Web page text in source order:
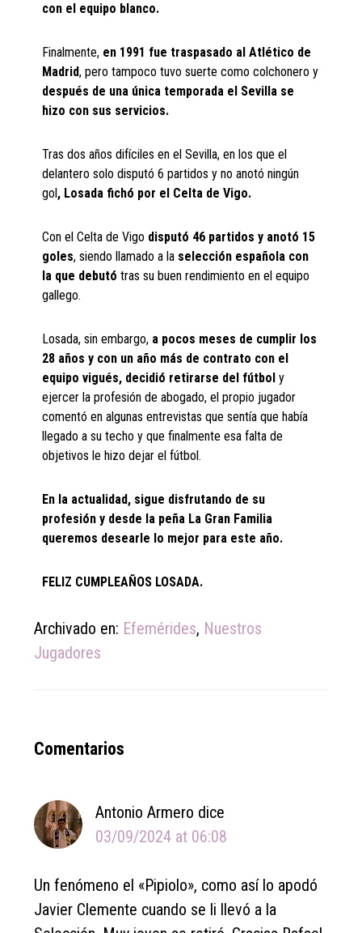
con el equipo blanco.
Finalmente, en 1991 fue traspasado al Atlético de
Madrid, pero tampoco tuvo suerte como colchonero y
después de una única temporada el Sevilla se
hizo con sus servicios.
Tras dos años difíciles en el Sevilla, en los que el
delantero solo disputó 6 partidos y no anotó ningún
gol , Losada fichó por el Celta de Vigo.
Con el Celta de Vigo disputó 46 partidos y anotó 15
goles, siendo llamado a la selección española con
la que debutó tras su buen rendimiento en el equipo
gallego.
Losada, sin embargo, a pocos meses de cumplir los
28 años y con un año más de contrato con el
equipo vigués, decidió retirarse del fútbol y
ejercer la profesión de abogado, el propio jugador
comentó en algunas entrevistas que sentía que había
llegado a su techo y que finalmente esa falta de
objetivos le hizo dejar el fútbol.
En la actualidad, sigue disfrutando de su
profesión y desde la peña La Gran Familia
queremos desearle lo mejor para este año.
FELIZ CUMPLEAÑOS LOSADA.
Archivado en: Efemérides, Nuestros
Jugadores
Reader
Comentarios
Antonio Armero dice
03/09/2024 at 06:08
Un fenómeno el «Pipiolo», como así lo apodó
Javier Clemente cuando se li llevó a la